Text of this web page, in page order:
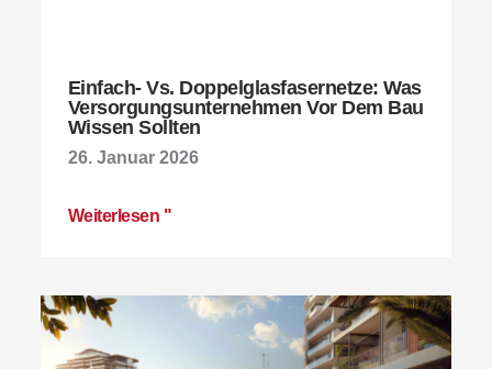
Einfach- Vs. Doppelglasfasernetze: Was
Versorgungsunternehmen Vor Dem Bau
Wissen Sollten
26. Januar 2026
Weiterlesen "